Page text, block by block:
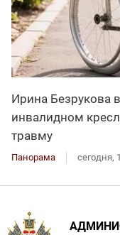
Ирина Безрукова
инвалидном
травму
Панорама сегодня,